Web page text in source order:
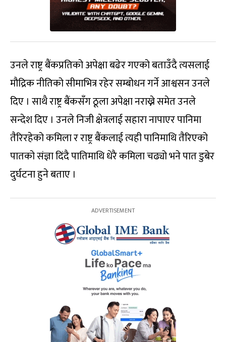
उनले राष्ट्र बैंकप्रतिको अपेक्षा बढेर गएको बताउँदै त्यसलाई
मौद्रिक नीतिको सीमाभित्र रहेर सम्बोधन गर्ने आश्वसन उनले
दिए । साथै राष्ट्र बैंकसँग ठूला अपेक्षा नराख्ने समेत उनले
सन्देश दिए । उनले निजी क्षेत्रलाई सहारा नापाएर पानिमा
तैरिरहेको कमिला र राष्ट्र बैंकलाई त्यही पानिमाथि तैरिएको
पातको संज्ञा दिंदै पातिमाथि धेरै कमिला चढ्यो भने पात डुबेर
दुर्घटना हुने बताए ।